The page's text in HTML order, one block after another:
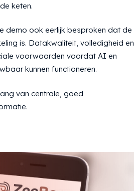
keten.
demo ook eerlijk besproken dat de
is. Datakwaliteit, volledigheid en
voorwaarden voordat AI en
kunnen functioneren.
van centrale, goed